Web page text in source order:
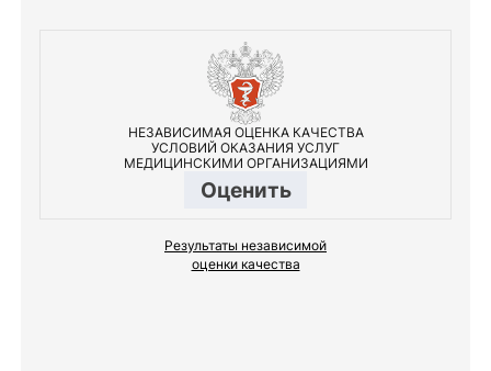
НЕЗАВИСИМАЯ ОЦЕНКА КАЧЕСТВА
УСЛОВИЙ ОКАЗАНИЯ УСЛУГ
МЕДИЦИНСКИМИ ОРГАНИЗАЦИЯМИ
Оценить
Результаты независимой
оценки качества